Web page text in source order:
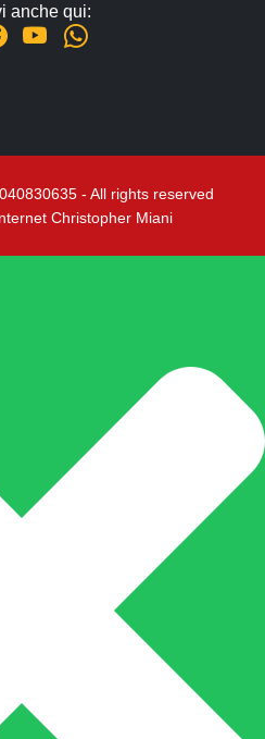
anche qui:
- All rights reserved
Christopher Miani